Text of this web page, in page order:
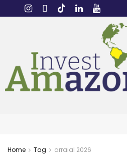
Home Tag arraial 2026